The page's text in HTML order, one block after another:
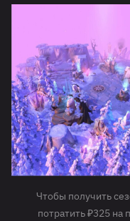
Чтобы получить
потратить ₽325 на